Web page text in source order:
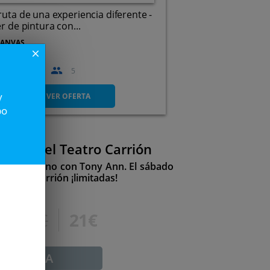
de una experiencia diferente -
de pintura con...
Calle de Juan Martínez
Villergas, 6, 47014. Valladolid.
5
VER OFERTA
en el Teatro Carrión
de piano con Tony Ann. El sábado
Teatro Carrión ¡limitadas!
close